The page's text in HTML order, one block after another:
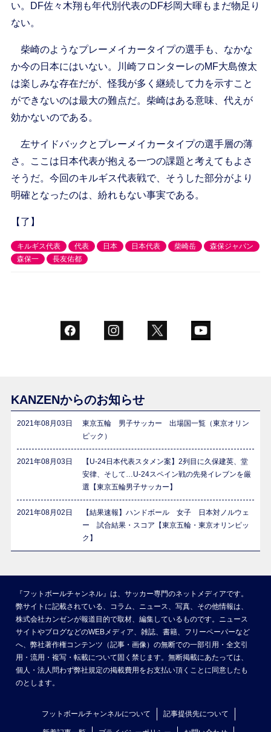
い。DF佐々木翔も年代別代表のDF杉岡大暉もまだ物足り
ない。
柴崎のようなプレーメイカータイプの選手も、なかな
か今の日本にはいない。川崎フロンターレのMF大島僚太
は楽しみな存在だが、怪我が多く継続して力を示すこと
ができないのは最大の難点だ。柴崎はある意味、代えが
効かないのである。
左サイドバックとプレーメイカータイプの選手層の薄
さ。ここは日本代表が抱える一つの課題と考えてもよさ
そうだ。今回のキルギス代表戦で、そうした部分がより
明確となったのは、紛れもない事実である。
【了】
キルギス代表 代表 日本 日本代表 柴崎岳
森保ジャパン
森保一
長友佑都
KANZENからのお知らせ
2021年08月03日
東京五輪 男子サッカー 出場国一覧（東京オリン
ピック）
2021年08月03日
【U-24日本代表スタメン案】2列目に久保建英、堂
安律、そして…U-24スペイン戦の先発イレブンを厳
選【東京五輪男子サッカー】
2021年08月02日
【結果速報】ハンドボール 女子 日本対ノルウェ
ー 試合結果・スコア【東京五輪・東京オリンピッ
ク】
『フットボールチャンネル』は、サッカー専門のネットメディアです。
弊サイトに記載されている、コラム、ニュース、写真、その他情報は、
株式会社カンゼンが報道目的で取材、編集しているものです。ニュース
サイトやブログなどのWEBメディア、雑誌、書籍、フリーペーパーなど
へ、弊社著作権コンテンツ（記事・画像）の無断での一部引用・全文引
用・流用・複写・転載について固く禁じます。無断掲載にあたっては、
個人・法人問わず弊社規定の掲載費用をお支払い頂くことに同意したも
のとします。
フットボールチャンネルについて 記事提供先について